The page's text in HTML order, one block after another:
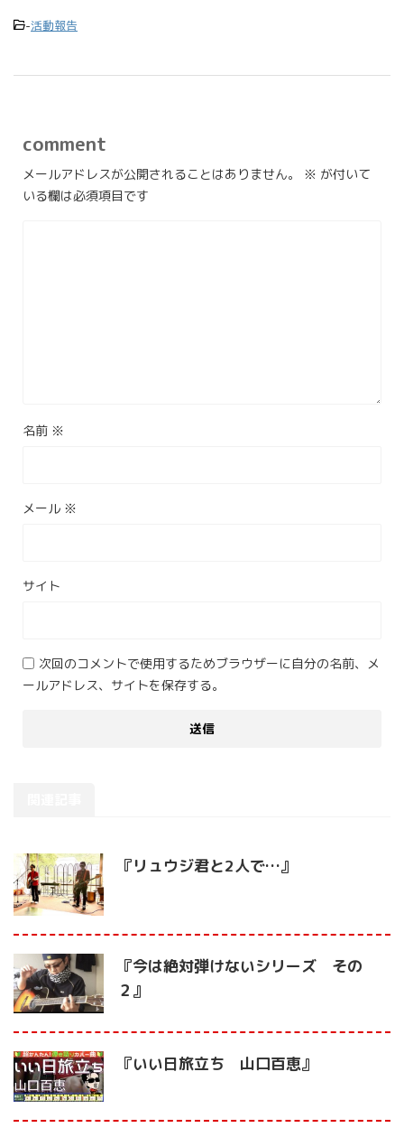
-活動報告
comment
メールアドレスが公開されることはありません。 ※ が付いて
いる欄は必須項目です
名前 ※
メール ※
サイト
次回のコメントで使用するためブラウザーに自分の名前、メ
ールアドレス、サイトを保存する。
『リュウジ君と2人で…』
『今は絶対弾けないシリーズ その
２』
『いい日旅立ち 山口百恵』